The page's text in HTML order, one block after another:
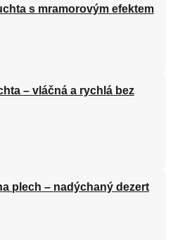
s mramorovým efektem
– vláčná a rychlá bez
plech – nadýchaný dezert